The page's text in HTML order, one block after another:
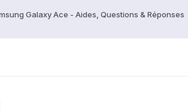
Galaxy Ace - Aides, Questions & Réponses